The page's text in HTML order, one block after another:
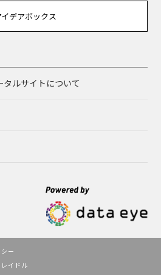
イデアボックス
ルサイトについて
ー
イドル